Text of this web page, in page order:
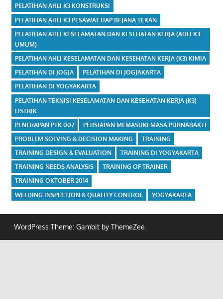
PELATIHAN AHLI K3 KONSTRUKSI
PELATIHAN AHLI K3 PESAWAT UAP BEJANA TEKAN
PELATIHAN AHLI KESELAMATAN DAN KESEHATAN KERJA (AHLI K3
UMUM)
PELATIHAN AHLI KESELAMATAN DAN KESEHATAN KERJA (K3) KIMIA
PELATIHAN DI JOGJA
PELATIHAN DI JOGJAKARTA
PELATIHAN DI YOGYAKARTA
PELATIHAN TEKNISI KESELAMATAN DAN KESEHATAN KERJA (K3)
LISTRIK
PENERAPAN PTK 007
PERSIAPAN MEMASUKI MASA PURNABAKTI
PROBLEM SOLVING & DECISION MAKING
TRAINING
TRAINING DESIGN & EVALUATION
TRAINING DI YOGYAKARTA
TRAINING NEEDS ANALYSIS
TRAINING OF TRAINER
TRAINING OKTOBER 2014
WELDING INSPECTION & QUALITY CONTROL
YOGYAKARTA
WordPress Theme: Gambit by ThemeZee.